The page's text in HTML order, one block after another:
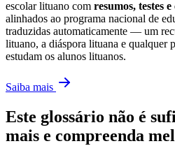
escolar lituano com resumos, testes
alinhados ao programa nacional de
traduzidas automaticamente — um
lituano, a diáspora lituana e qualquer
estudam os alunos lituanos.
Saiba mais
Este glossário não é
mais e compreenda